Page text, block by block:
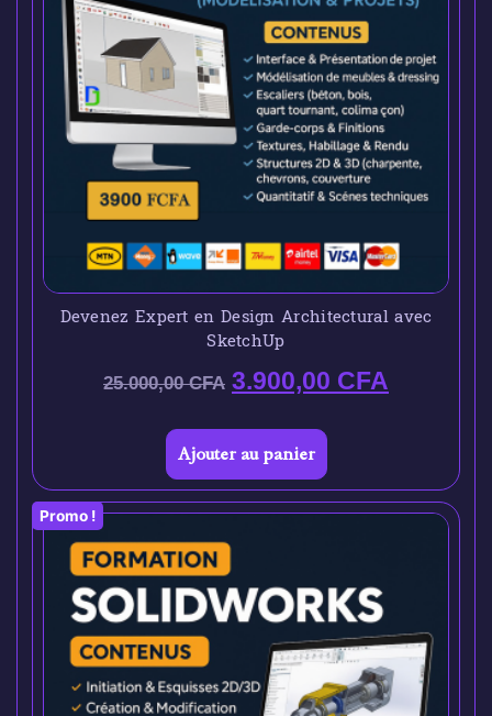
Devenez Expert en Design Architectural avec
SketchUp
25.000,00CFA 3.900,00 CFA
Ajouter au panier
Promo !